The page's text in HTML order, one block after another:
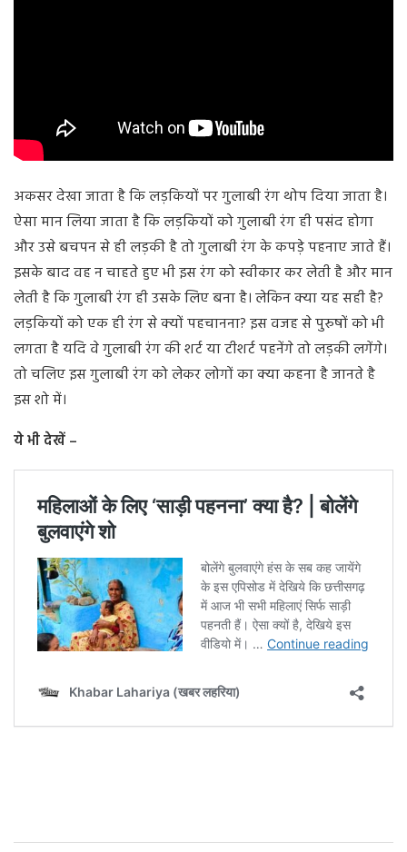
अकसर देखा जाता है कि लड़कियों पर गुलाबी रंग थोप दिया जाता है।
ऐसा मान लिया जाता है कि लड़कियों को गुलाबी रंग ही पसंद होगा
और उसे बचपन से ही लड़की है तो गुलाबी रंग के कपड़े पहनाए जाते हैं।
इसके बाद वह न चाहते हुए भी इस रंग को स्वीकार कर लेती है और मान
लेती है कि गुलाबी रंग ही उसके लिए बना है। लेकिन क्या यह सही है?
लड़कियों को एक ही रंग से क्यों पहचानना? इस वजह से पुरुषों को भी
लगता है यदि वे गुलाबी रंग की शर्ट या टीशर्ट पहनेंगे तो लड़की लगेंगे।
तो चलिए इस गुलाबी रंग को लेकर लोगों का क्या कहना है जानते है
इस शो में।
ये भी देखें –